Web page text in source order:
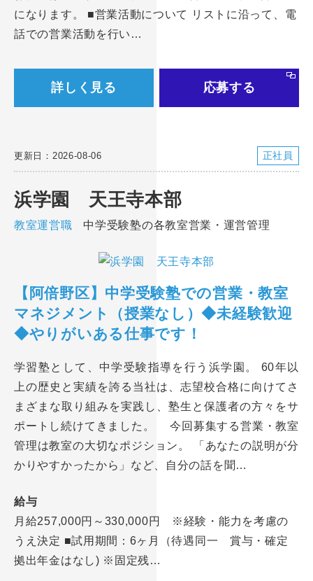
になります。 ■営業活動について リストに沿って、電
話での営業活動を行い…
詳しく見る 応募する
更新日：2026-08-06 正社員
浜学園 天王寺本部
教室運営職 中学受験塾の各教室営業・運営管理
【阿倍野区】中学受験塾での営業・教室
マネジメント（授業なし）◆未経験歓迎
◆やりがいある仕事です！
学習塾として、中学受験指導を行う浜学園。 60年以
上の歴史と実績を誇る当社は、志望校合格に向けてさ
まざまな取り組みを実践し、塾生と保護者の方々をサ
ポートし続けてきました。 今回募集する営業・教室
管理は教室の大切なポジション。 「あなたの説明が分
かりやすかったから」など、自分の話を聞…
給与
月給257,000円～330,000円 ※経験・能力を考慮の
うえ決定 ■試用期間：6ヶ月（待遇同一 賞与・確定
拠出年金はなし) ※固定残…